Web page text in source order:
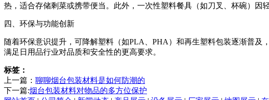
热，适合存储剩菜或携带便当。此外，一次性塑料餐具（如刀叉、杯碗）因
四、环保与功能创新
随着环保意识提升，可降解塑料（如PLA、PHA）和再生塑料包装逐渐普
满足日用品行业对品质和安全性的更高要求。
标签：
上一篇： 聊聊烟台包装材料是如何防潮的
下一篇:烟台包装材料对物品的多方位保护